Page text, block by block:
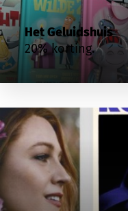
Het Geluidshuis
20% korting.